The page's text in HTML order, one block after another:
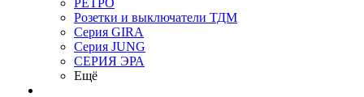
РЕТРО
Розетки и выключатели ТДМ
Серия GIRA
Серия JUNG
СЕРИЯ ЭРА
Ещё